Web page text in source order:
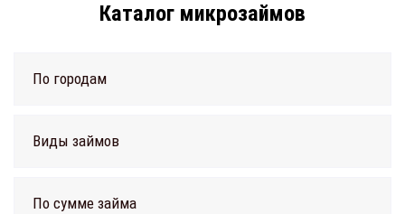
Каталог микрозаймов
По городам
Виды займов
По сумме займа